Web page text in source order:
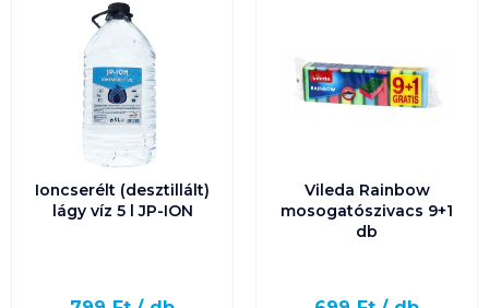
Ár szerint csökkenő
növekvő
Egységár szerint
Ioncserélt (desztillált)
lágy víz 5 l JP-ION
Vileda Rainbow
mosogatószivacs 9+1
db